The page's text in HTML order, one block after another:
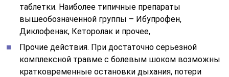
таблетки. Наиболее типичные препараты
вышеобозначенной группы – Ибупрофен,
Диклофенак, Кеторолак и прочее,
Прочие действия. При достаточно серьезной
комплексной травме с болевым шоком возможны
кратковременные остановки дыхания, потери